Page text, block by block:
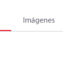
Imágenes